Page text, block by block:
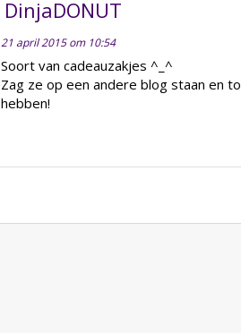
DinjaDONUT
21 april 2015 om 10:54
Soort van cadeauzakjes ^_^
Zag ze op een andere blog staan en
hebben!